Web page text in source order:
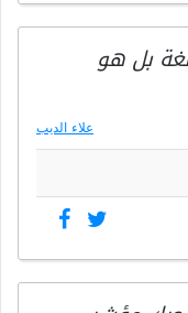
بل هو
علاء الديب